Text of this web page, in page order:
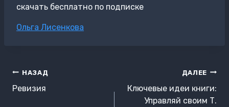
скачать бесплатно по подписке
Метки
Ольга Лисенкова
Навигация
по
НАЗАД
Ревизия
ДАЛЕЕ
Ключевые идеи книги:
Управляй своим Т.